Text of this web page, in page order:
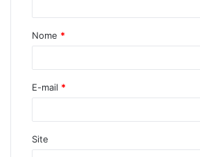
Nome *
E-mail *
Site